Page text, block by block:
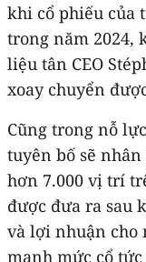
khi cổ phiếu của
trong năm 2024,
liệu tân CEO
xoay chuyển
Cũng trong nỗ
tuyên bố sẽ
hơn 7.000 vị trí
được đưa ra sau
và lợi nhuận cho
mạnh mức cổ